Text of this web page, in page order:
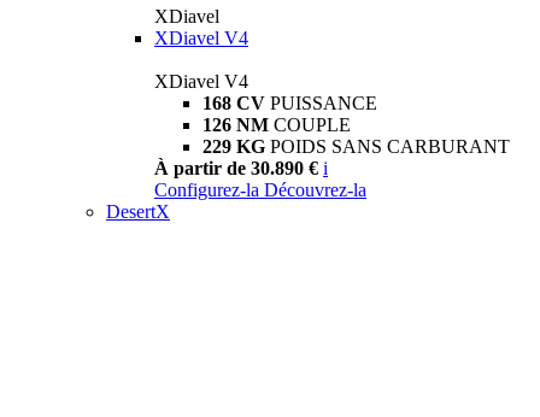
XDiavel
XDiavel V4
XDiavel V4
168 CV PUISSANCE
126 NM COUPLE
229 KG POIDS SANS CARBURANT
À partir de 30.890 € i
Configurez-la Découvrez-la
DesertX